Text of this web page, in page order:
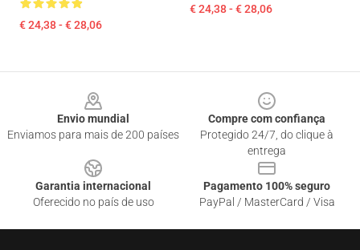
€ 24,38 - € 28,06
€ 24,38 - € 28,06
Envio mundial
Enviamos para mais de 200 países
Compre com confiança
Protegido 24/7, do clique à
entrega
Garantia internacional
Oferecido no país de uso
Pagamento 100% seguro
PayPal / MasterCard / Visa